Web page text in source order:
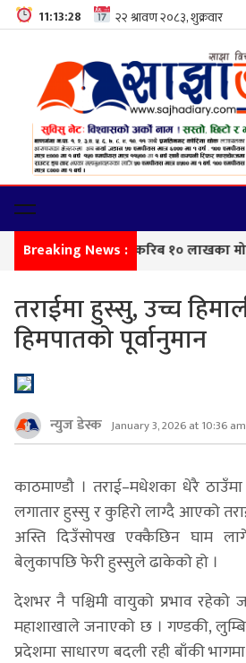
11:13:29
Breaking News :
तराईमा हुस्सु, उच्च
हिमपातको पूर्वानुमान
न्युज डेस्क January 3, 2026 at 10:36 am
काठमाण्डौ । तराई–मधेशका धेरै
लगातार हुस्सु र कुहिरो लाग्दै आएको
अस्ति दिउँसोपख एक्कैछिन घाम
बेलुकापछि फेरी हुस्सुले ढाकेको हो ।
देशभर नै पश्चिमी वायुको प्रभाव रहेको
महाशाखाले जनाएको छ । गण्डकी,
प्रदेशमा साधारण बदली रही बाँकी